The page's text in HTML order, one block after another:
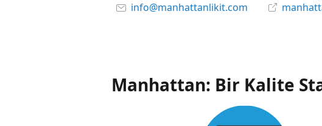
info@manhattanlikit.com
Manhattan: Bir Kalite